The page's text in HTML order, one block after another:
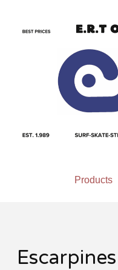
Products